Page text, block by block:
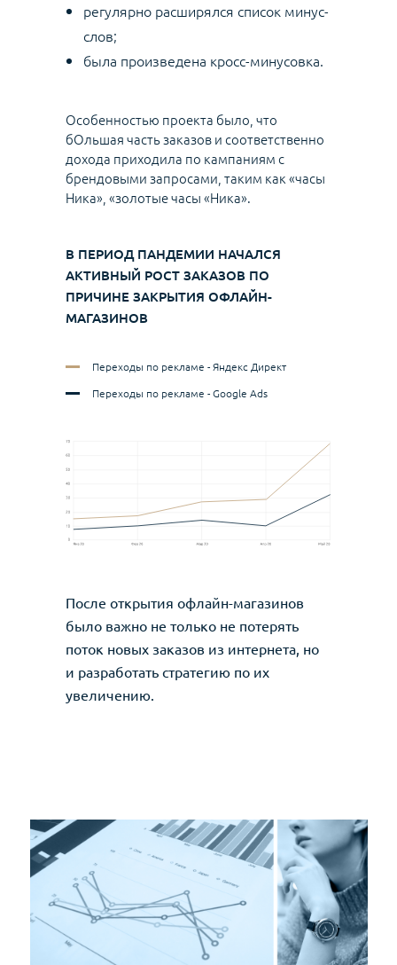
Особенностью проекта было, что
бОльшая часть заказов и соответственно
дохода приходила по кампаниям с
брендовыми запросами, таким как «часы
Ника», «золотые часы «Ника».
В ПЕРИОД ПАНДЕМИИ НАЧАЛСЯ
АКТИВНЫЙ РОСТ ЗАКАЗОВ ПО
ПРИЧИНЕ ЗАКРЫТИЯ ОФЛАЙН-
МАГАЗИНОВ
Переходы по рекламе - Яндекс Директ
После открытия офлайн-магазинов
было важно не только не потерять
поток новых заказов из интернета, но
и разработать стратегию по их
увеличению.
Переходы по рекламе - Google Ads
регулярно расширялся список минус-
слов;
была произведена кросс-минусовка.